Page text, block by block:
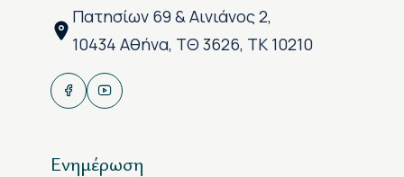
Πατησίων 69 & Αινιάνος 2,
10434 Αθήνα, ΤΘ 3626, ΤΚ 10210
Ενημέρωση